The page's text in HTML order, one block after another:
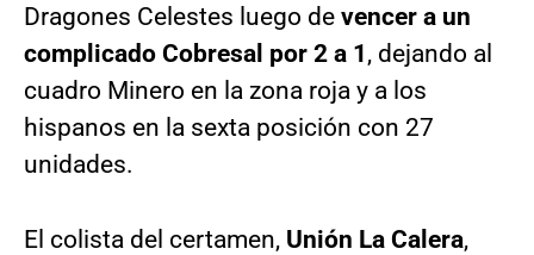
Dragones Celestes luego de vencer a un
complicado Cobresal por 2 a 1, dejando al
cuadro Minero en la zona roja y a los
hispanos en la sexta posición con 27
unidades.
El colista del certamen, Unión La Calera,